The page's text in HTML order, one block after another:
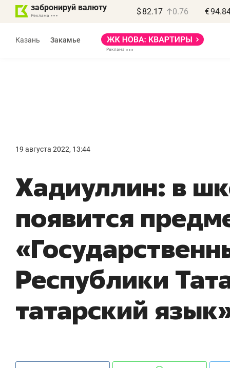
забронируй валюту $ 82.17 0.76 €
Казань Закамье
19 августа 2022, 13:44
Хадиуллин: в
появится
Республики
татарский
правил, бизнес может
потерять минимум
Как бизнесу выйти на зарубежные
чем интересен Оман?